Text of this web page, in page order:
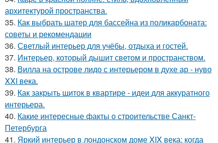
архитектурой пространства.
35. Как выбрать шатер для бассейна из поликарбоната:
советы и рекомендации
36. Светлый интерьер для учёбы, отдыха и гостей.
37. Интерьер, который дышит светом и пространством.
38. Вилла на острове лидо с интерьером в духе ар - нуво
XXI века.
39. Как закрыть щиток в квартире - идеи для аккуратного
интерьера.
40. Какие интересные факты о строительстве Санкт-
Петербурга
41. Яркий интерьер в лондонском доме XIX века: когда